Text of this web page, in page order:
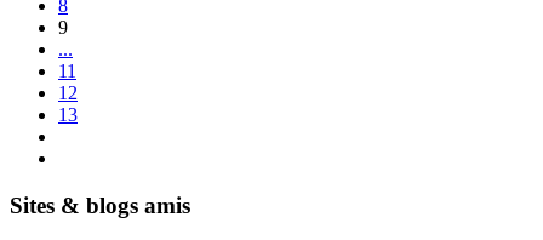
8
9
...
11
12
13
Sites & blogs amis